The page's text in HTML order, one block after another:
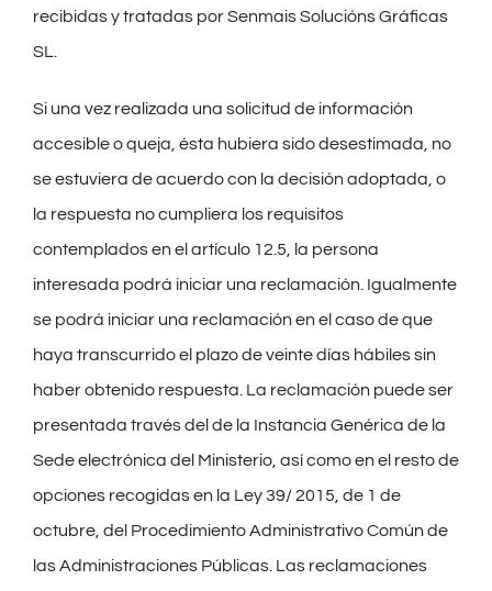
recibidas y tratadas por Senmais Solucións Gráficas
SL.
Si una vez realizada una solicitud de información
accesible o queja, ésta hubiera sido desestimada, no
se estuviera de acuerdo con la decisión adoptada, o
la respuesta no cumpliera los requisitos
contemplados en el artículo 12.5, la persona
interesada podrá iniciar una reclamación. Igualmente
se podrá iniciar una reclamación en el caso de que
haya transcurrido el plazo de veinte días hábiles sin
haber obtenido respuesta. La reclamación puede ser
presentada través del de la Instancia Genérica de la
Sede electrónica del Ministerio, así como en el resto de
opciones recogidas en la Ley 39/ 2015, de 1 de
octubre, del Procedimiento Administrativo Común de
las Administraciones Públicas. Las reclamaciones